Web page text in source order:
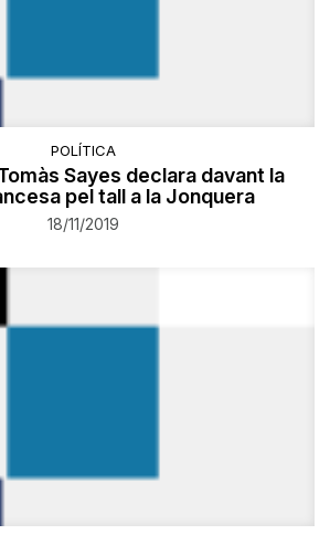
POLÍTICA
Sayes declara davant la
pel tall a la Jonquera
18/11/2019